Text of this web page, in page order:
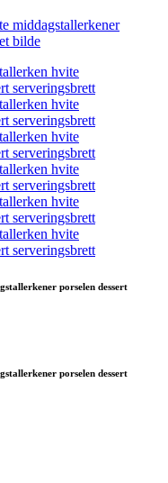
porselen dessert
porselen dessert